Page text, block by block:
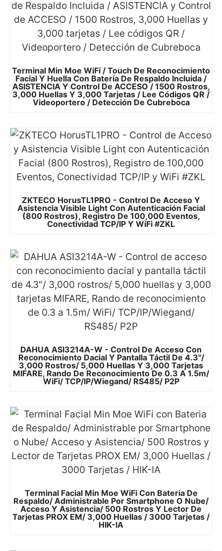
Terminal Min Moe WiFí / Touch De Reconocimiento
Facial Y Huella Con Batería De Respaldo Incluida /
ASISTENCIA Y Control De ACCESO / 1500 Rostros,
3,000 Huellas Y 3,000 Tarjetas / Lee Códigos QR /
Videoportero / Detección De Cubreboca
ZKTECO HorusTL1PRO - Control De Acceso Y
Asistencia Visible Light Con Autenticación Facial
(800 Rostros), Registro De 100,000 Eventos,
Conectividad TCP/IP Y WiFi #ZKL
DAHUA ASI3214A-W - Control De Acceso Con
Reconocimiento Dacial Y Pantalla Táctil De 4.3"/
3,000 Rostros/ 5,000 Huellas Y 3,000 Tarjetas
MIFARE, Rando De Reconocimiento De 0.3 A 1.5m/
WiFi/ TCP/IP/Wiegand/ RS485/ P2P
Terminal Facial Min Moe WiFi Con Bateria De
Respaldo/ Administrable Por Smartphone O Nube/
Acceso Y Asistencia/ 500 Rostros Y Lector De
Tarjetas PROX EM/ 3,000 Huellas / 3000 Tarjetas /
HIK-IA